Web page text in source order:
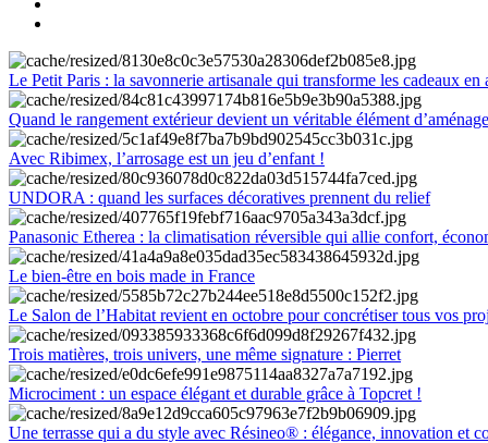
Le Petit Paris : la savonnerie artisanale qui transforme les cadeaux en
Quand le rangement extérieur devient un véritable élément
Avec Ribimex, l’arrosage est un jeu d’enfant !
UNDORA : quand les surfaces décoratives prennent du relief
Panasonic Etherea : la climatisation réversible qui allie confort,
Le bien-être en bois made in France
Le Salon de l’Habitat revient en octobre pour concrétiser tous vos
Trois matières, trois univers, une même signature : Pierret
Microciment : un espace élégant et durable grâce à Topcret !
Une terrasse qui a du style avec Résineo® : élégance, innovation et